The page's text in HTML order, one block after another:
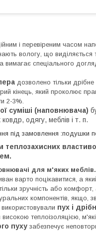
і перевіреним часом
вологу, що виділяється
вимагає спеціального
дозволено тільки
кінець, який проколює
2-3%.
суміші (наповнювача)
одягу, меблів і т. п.
під замовлення :подушки
для м'яких меблів.
варто поцікавитися, а
зручність або
компонентів, якщо,
пух і
високою теплоізоляцією,
пуху забезпечує